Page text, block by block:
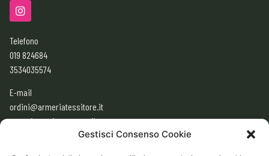
Gestisci Consenso Cookie
Telefono
019 824684
3534035574
E-mail
ordini@armeriatessitore.it
armeriatessitore@gmail.com